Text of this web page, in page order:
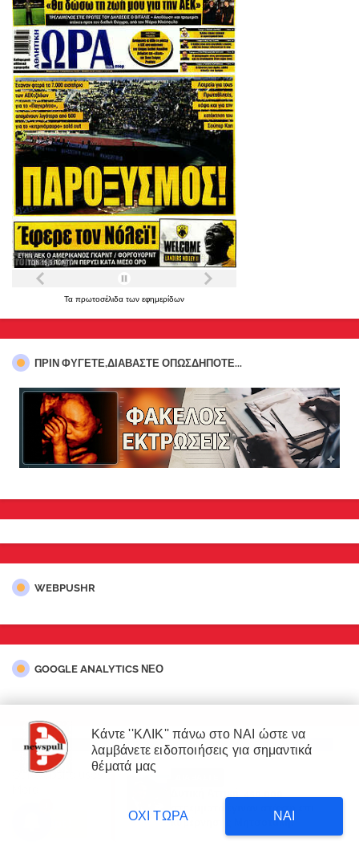
Τα πρωτοσέλιδα των εφημερίδων
ΠΡΊΝ ΦΎΓΕΤΕ,ΔΙΑΒΆΣΤΕ ΟΠΩΣΔΉΠΟΤΕ...
στρέμματα έγιναν στάχτη επι
κυβέρνησης Μητσοτάκη!
WEBPUSHR
GOOGLE ANALYTICS ΝΕΟ
Our website uses cookies to enhance your experience.
Κάντε ''ΚΛΙΚ'' πάνω στο ΝΑΙ ώστε να
λαμβάνετε ειδοποιήσεις για σημαντικά
θέματά μας
ΝΑΙ
ΟΧΙ ΤΩΡΑ